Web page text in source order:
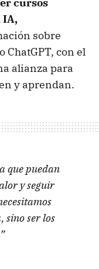
cursos
IA,
sobre
con el
alianza para
y aprendan.
que puedan
y seguir
sino ser los